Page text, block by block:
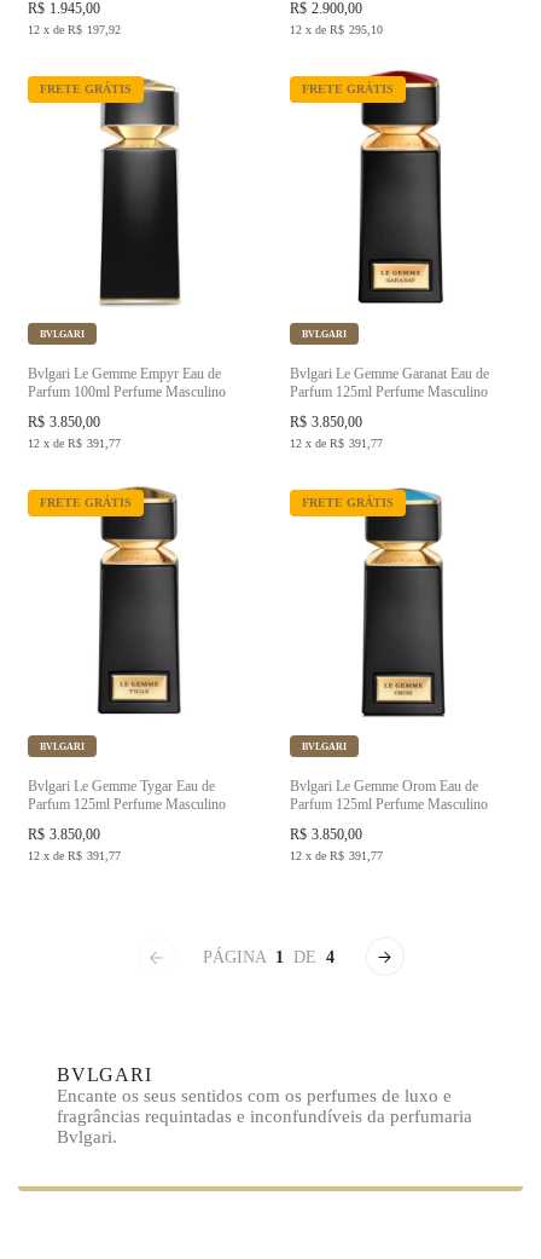
R$ 1.945,00
12 x de R$ 197,92
R$ 2.900,00
12 x de R$ 295,10
FRETE GRÁTIS
BVLGARI
Bvlgari Le Gemme Empyr Eau de
Parfum 100ml Perfume Masculino
R$ 3.850,00
12 x de R$ 391,77
FRETE GRÁTIS
BVLGARI
Bvlgari Le Gemme Garanat Eau de
Parfum 125ml Perfume Masculino
R$ 3.850,00
12 x de R$ 391,77
FRETE GRÁTIS
BVLGARI
Bvlgari Le Gemme Tygar Eau de
Parfum 125ml Perfume Masculino
R$ 3.850,00
12 x de R$ 391,77
FRETE GRÁTIS
BVLGARI
Bvlgari Le Gemme Orom Eau de
Parfum 125ml Perfume Masculino
R$ 3.850,00
12 x de R$ 391,77
PÁGINA 1 DE 4
BVLGARI
Encante os seus sentidos com os perfumes de luxo e
fragrâncias requintadas e inconfundíveis da perfumaria
Bvlgari.